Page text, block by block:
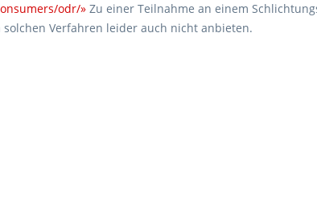
odr/» Zu einer Teilnahme an einem
Verfahren leider auch nicht anbieten.